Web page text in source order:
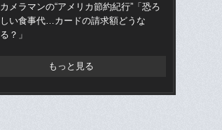
カメラマンの“アメリカ節約紀行”「恐ろ
しい食事代…カードの請求額どうな
る？」
もっと見る